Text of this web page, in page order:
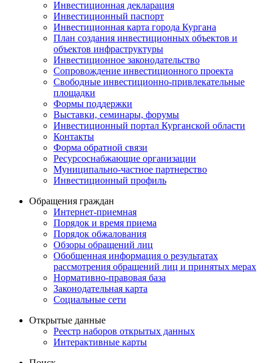
Инвестиционная декларация
Инвестиционный паспорт
Инвестиционная карта города Кургана
План создания инвестиционных объектов и
объектов инфраструктуры
Инвестиционное законодательство
Сопровождение инвестиционного проекта
Свободные инвестиционно-привлекательные
площадки
Формы поддержки
Выставки, семинары, форумы
Инвестиционный портал Курганской области
Контакты
Форма обратной связи
Ресурсоснабжающие организации
Муниципально-частное партнерство
Инвестиционный профиль
Обращения граждан
Интернет-приемная
Порядок и время приема
Порядок обжалования
Обзоры обращений лиц
Обобщенная информация о результатах
рассмотрения обращений лиц и принятых мерах
Нормативно-правовая база
Законодательная карта
Социальные сети
Открытые данные
Реестр наборов открытых данных
Интерактивные карты